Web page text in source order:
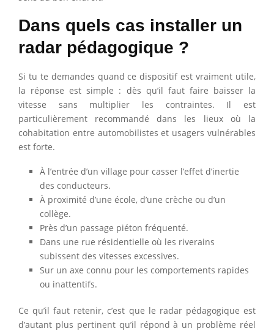
Dans quels cas installer un
radar pédagogique ?
Si tu te demandes quand ce dispositif est vraiment utile,
la réponse est simple : dès qu’il faut faire baisser la
vitesse sans multiplier les contraintes. Il est
particulièrement recommandé dans les lieux où la
cohabitation entre automobilistes et usagers vulnérables
est forte.
À l’entrée d’un village pour casser l’effet d’inertie
des conducteurs.
À proximité d’une école, d’une crèche ou d’un
collège.
Près d’un passage piéton fréquenté.
Dans une rue résidentielle où les riverains
subissent des vitesses excessives.
Sur un axe connu pour les comportements rapides
ou inattentifs.
Ce qu’il faut retenir, c’est que le radar pédagogique est
d’autant plus pertinent qu’il répond à un problème réel